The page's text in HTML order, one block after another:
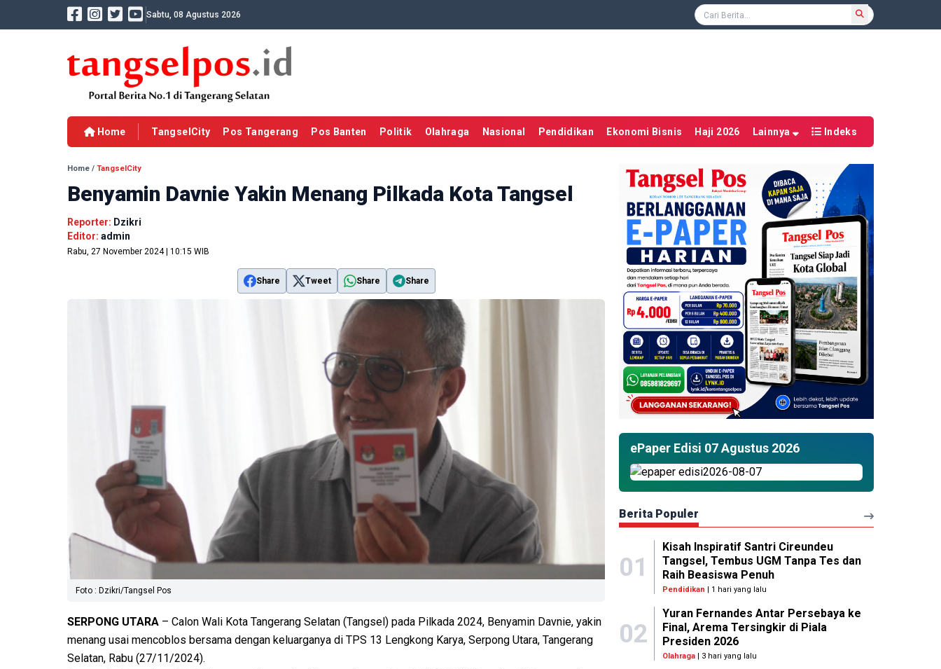
Sabtu, 08 Agustus 2026
Home TangselCity Pos Tangerang Pos Banten Politik Olahraga Nasional Pendidikan Ekonomi Bisnis Haji 2026 Lainnya Indeks
Home / TangselCity
Benyamin Davnie Yakin Menang Pilkada Kota Tangsel
Reporter: Dzikri
Editor: admin
Rabu, 27 November 2024 | 10:15 WIB
Share Tweet Share Share
Foto : Dzikri/Tangsel Pos
SERPONG UTARA – Calon Wali Kota Tangerang Selatan (Tangsel) pada Pilkada 2024, Benyamin Davnie, yakin
menang usai mencoblos bersama dengan keluarganya di TPS 13 Lengkong Karya, Serpong Utara, Tangerang
Selatan, Rabu (27/11/2024).
ePaper Edisi 07 Agustus 2026
Berita Populer
01
Kisah Inspiratif Santri Cireundeu
Tangsel, Tembus UGM Tanpa Tes dan
Raih Beasiswa Penuh
Pendidikan | 1 hari yang lalu
02
Yuran Fernandes Antar Persebaya ke
Final, Arema Tersingkir di Piala
Presiden 2026
Olahraga | 3 hari yang lalu